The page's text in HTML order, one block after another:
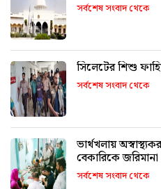
সর্বশেষ সংবাদ থেকে
সিলেটের শিশু
সর্বশেষ সংবাদ থেকে
ভার্থখলায় অস্বাস্থ্যকর
বেকারিকে জরিমানা
সর্বশেষ সংবাদ থেকে